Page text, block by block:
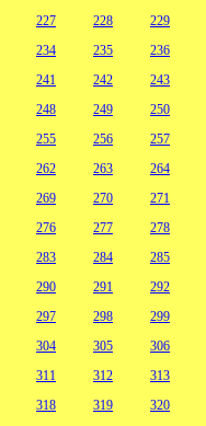
227 228 229
234 235 236
241 242 243
248 249 250
255 256 257
262 263 264
269 270 271
276 277 278
283 284 285
290 291 292
297 298 299
304 305 306
311 312 313
318 319 320